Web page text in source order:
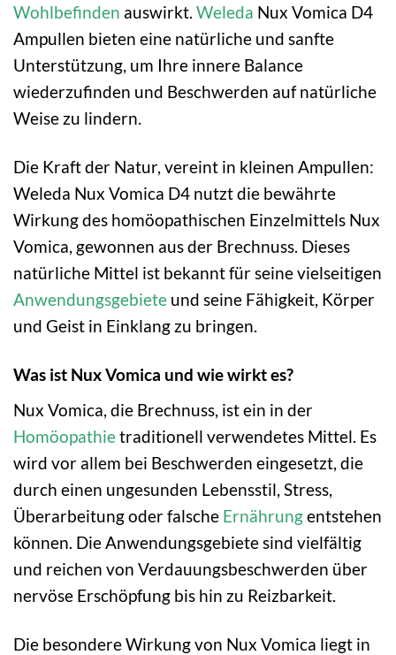
Wohlbefinden auswirkt. Weleda Nux Vomica D4
Ampullen bieten eine natürliche und sanfte
Unterstützung, um Ihre innere Balance
wiederzufinden und Beschwerden auf natürliche
Weise zu lindern.
Die Kraft der Natur, vereint in kleinen Ampullen:
Weleda Nux Vomica D4 nutzt die bewährte
Wirkung des homöopathischen Einzelmittels Nux
Vomica, gewonnen aus der Brechnuss. Dieses
natürliche Mittel ist bekannt für seine vielseitigen
Anwendungsgebiete und seine Fähigkeit, Körper
und Geist in Einklang zu bringen.
Was ist Nux Vomica und wie wirkt es?
Nux Vomica, die Brechnuss, ist ein in der
Homöopathietraditionell verwendetes Mittel. Es
wird vor allem bei Beschwerden eingesetzt, die
durch einen ungesunden Lebensstil, Stress,
Überarbeitung oder falsche Ernährungentstehen
können. Die Anwendungsgebiete sind vielfältig
und reichen von Verdauungsbeschwerden über
nervöse Erschöpfung bis hin zu Reizbarkeit.
Die besondere Wirkung von Nux Vomica liegt in